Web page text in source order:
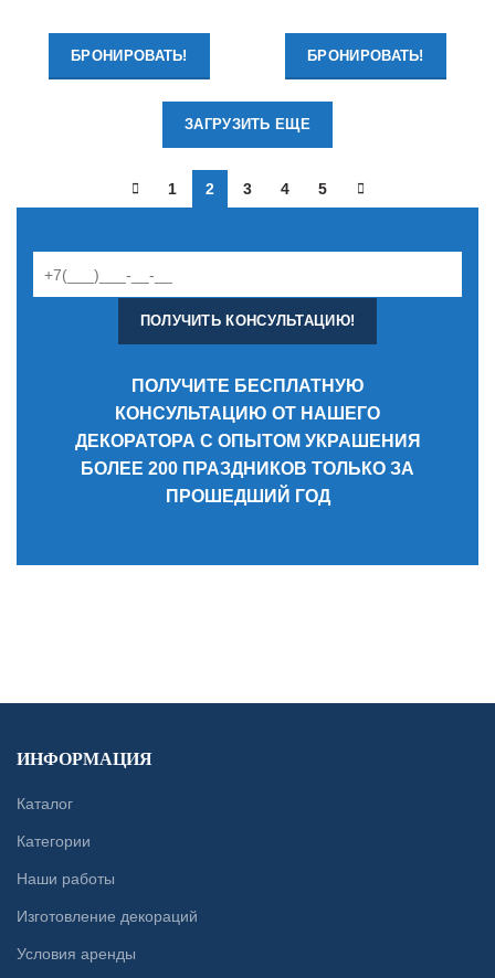
БРОНИРОВАТЬ! БРОНИРОВАТЬ!
ЗАГРУЗИТЬ ЕЩЕ
1 2 3 4 5
ПОЛУЧИТЕ БЕСПЛАТНУЮ
КОНСУЛЬТАЦИЮ ОТ НАШЕГО
ДЕКОРАТОРА С ОПЫТОМ УКРАШЕНИЯ
БОЛЕЕ 200 ПРАЗДНИКОВ ТОЛЬКО ЗА
ПРОШЕДШИЙ ГОД
ИНФОРМАЦИЯ
Каталог
Категории
Наши работы
Изготовление декораций
Условия аренды